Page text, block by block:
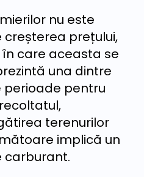
nu este
prețului,
care aceasta se
una dintre
perioade pentru
terenurilor
implică un
carburant.